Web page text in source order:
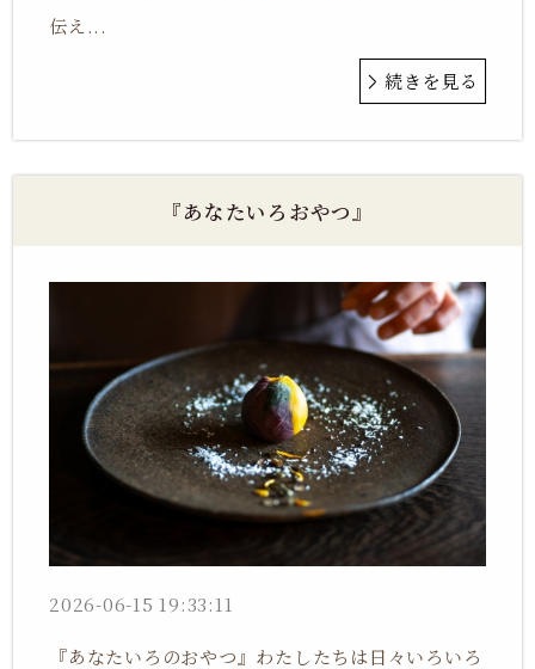
伝え...
続きを見る
『あなたいろおやつ』
2026-06-15 19:33:11
『あなたいろのおやつ』わたしたちは日々いろいろ